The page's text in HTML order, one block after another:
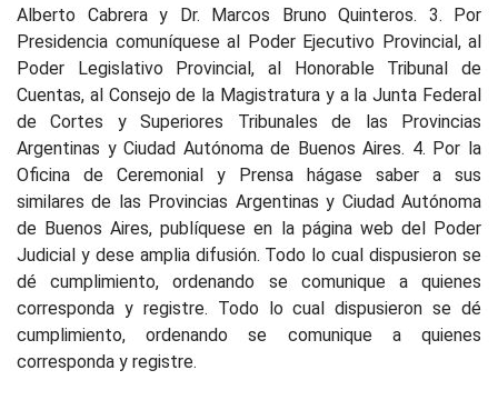
Alberto Cabrera y Dr. Marcos Bruno Quinteros. 3. Por
Presidencia comuníquese al Poder Ejecutivo Provincial, al
Poder Legislativo Provincial, al Honorable Tribunal de
Cuentas, al Consejo de la Magistratura y a la Junta Federal
de Cortes y Superiores Tribunales de las Provincias
Argentinas y Ciudad Autónoma de Buenos Aires. 4. Por la
Oficina de Ceremonial y Prensa hágase saber a sus
similares de las Provincias Argentinas y Ciudad Autónoma
de Buenos Aires, publíquese en la página web del Poder
Judicial y dese amplia difusión. Todo lo cual dispusieron se
dé cumplimiento, ordenando se comunique a quienes
corresponda y registre. Todo lo cual dispusieron se dé
cumplimiento, ordenando se comunique a quienes
corresponda y registre.